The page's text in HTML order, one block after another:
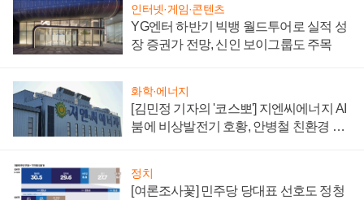
인터넷·게임·콘텐츠
YG엔터 하반기 빅뱅 월드투어로 실적 성
장 증권가 전망, 신인 보이그룹도 주목
화학·에너지
[김민정 기자의 '코스뽀'] 지엔씨에너지 AI
붐에 비상발전기 호황, 안병철 친환경 에
정치
[여론조사꽃] 민주당 당대표 선호도 정청